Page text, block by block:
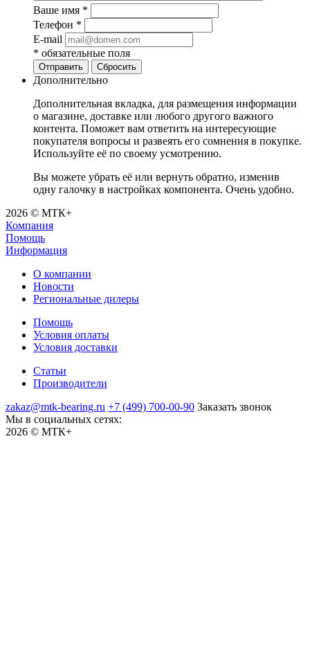
Ваше имя *
Телефон *
E-mail
* обязательные поля
Отправить Сбросить
Дополнительно
Дополнительная вкладка, для размещения информации
о магазине, доставке или любого другого важного
контента. Поможет вам ответить на интересующие
покупателя вопросы и развеять его сомнения в покупке.
Используйте её по своему усмотрению.
Вы можете убрать её или вернуть обратно, изменив
одну галочку в настройках компонента. Очень удобно.
2026 © МТК+
Компания
Помощь
Информация
О компании
Новости
Региональные дилеры
Помощь
Условия оплаты
Условия доставки
Статьи
Производители
zakaz@mtk-bearing.ru +7 (499) 700-00-90 Заказать звонок
Мы в социальных сетях:
2026 © МТК+